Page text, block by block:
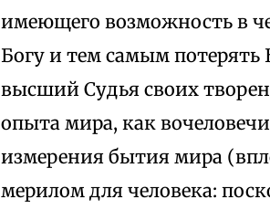
имеющего возможность в
Богу и тем самым потерять
высший Судья своих
опыта мира, как
измерения бытия мира
мерилом для человека: